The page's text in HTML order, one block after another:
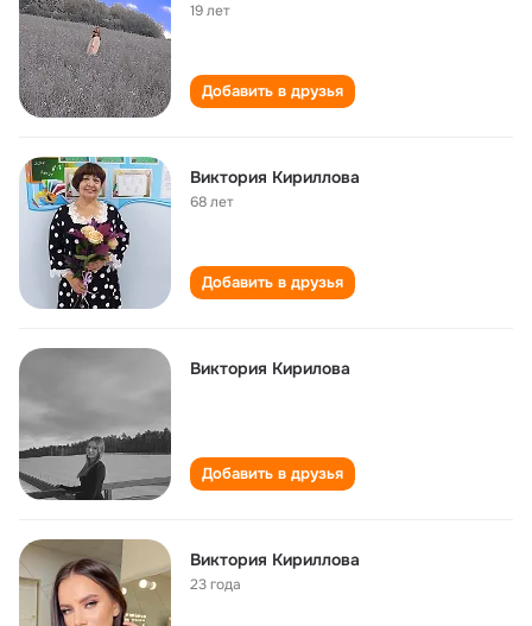
19 лет
Добавить в друзья
Виктория Кириллова
68 лет
Добавить в друзья
Виктория Кирилова
Добавить в друзья
Виктория Кириллова
23 года